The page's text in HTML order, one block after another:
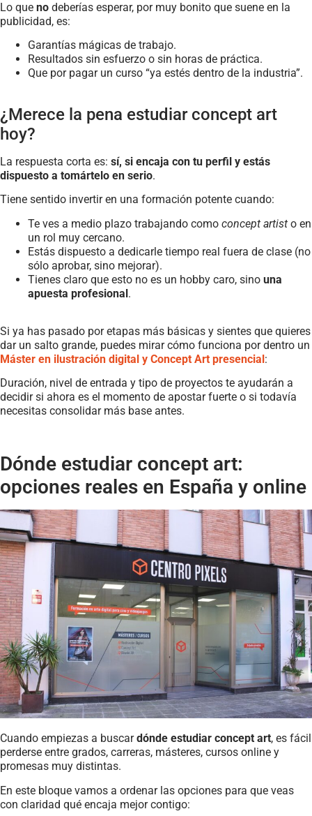
Lo que no deberías esperar, por muy bonito que suene en la
publicidad, es:
Garantías mágicas de trabajo.
Resultados sin esfuerzo o sin horas de práctica.
Que por pagar un curso “ya estés dentro de la industria”.
¿Merece la pena estudiar concept art
hoy?
La respuesta corta es: sí, si encaja con tu perfil y estás
dispuesto a tomártelo en serio.
Tiene sentido invertir en una formación potente cuando:
Te ves a medio plazo trabajando como concept artist o en
un rol muy cercano.
Estás dispuesto a dedicarle tiempo real fuera de clase (no
sólo aprobar, sino mejorar).
Tienes claro que esto no es un hobby caro, sino una
apuesta profesional.
Si ya has pasado por etapas más básicas y sientes que quieres
dar un salto grande, puedes mirar cómo funciona por dentro un
Máster en ilustración digital y Concept Art presencial:
Duración, nivel de entrada y tipo de proyectos te ayudarán a
decidir si ahora es el momento de apostar fuerte o si todavía
necesitas consolidar más base antes.
Dónde estudiar concept art:
opciones reales en España y online
Cuando empiezas a buscardónde estudiar concept art, es fácil
perderse entre grados, carreras, másteres, cursos online y
promesas muy distintas.
En este bloque vamos a ordenar las opciones para que veas
con claridad qué encaja mejor contigo: